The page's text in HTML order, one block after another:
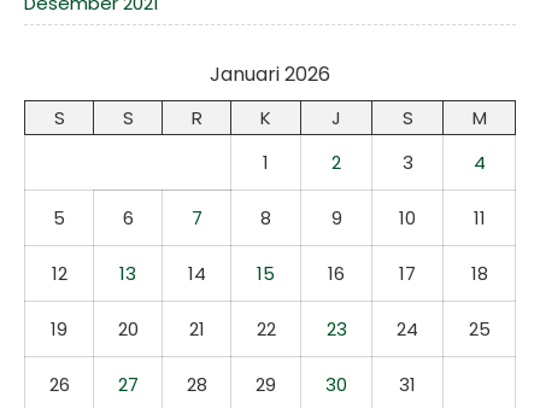
Januari 2026
S S R K J S
M
1
2 3 4
5 6 7 8 9 10 11
12 13 14 15 16 17 18
19 20 21 22 23 24 25
26 27 28 29 30 31